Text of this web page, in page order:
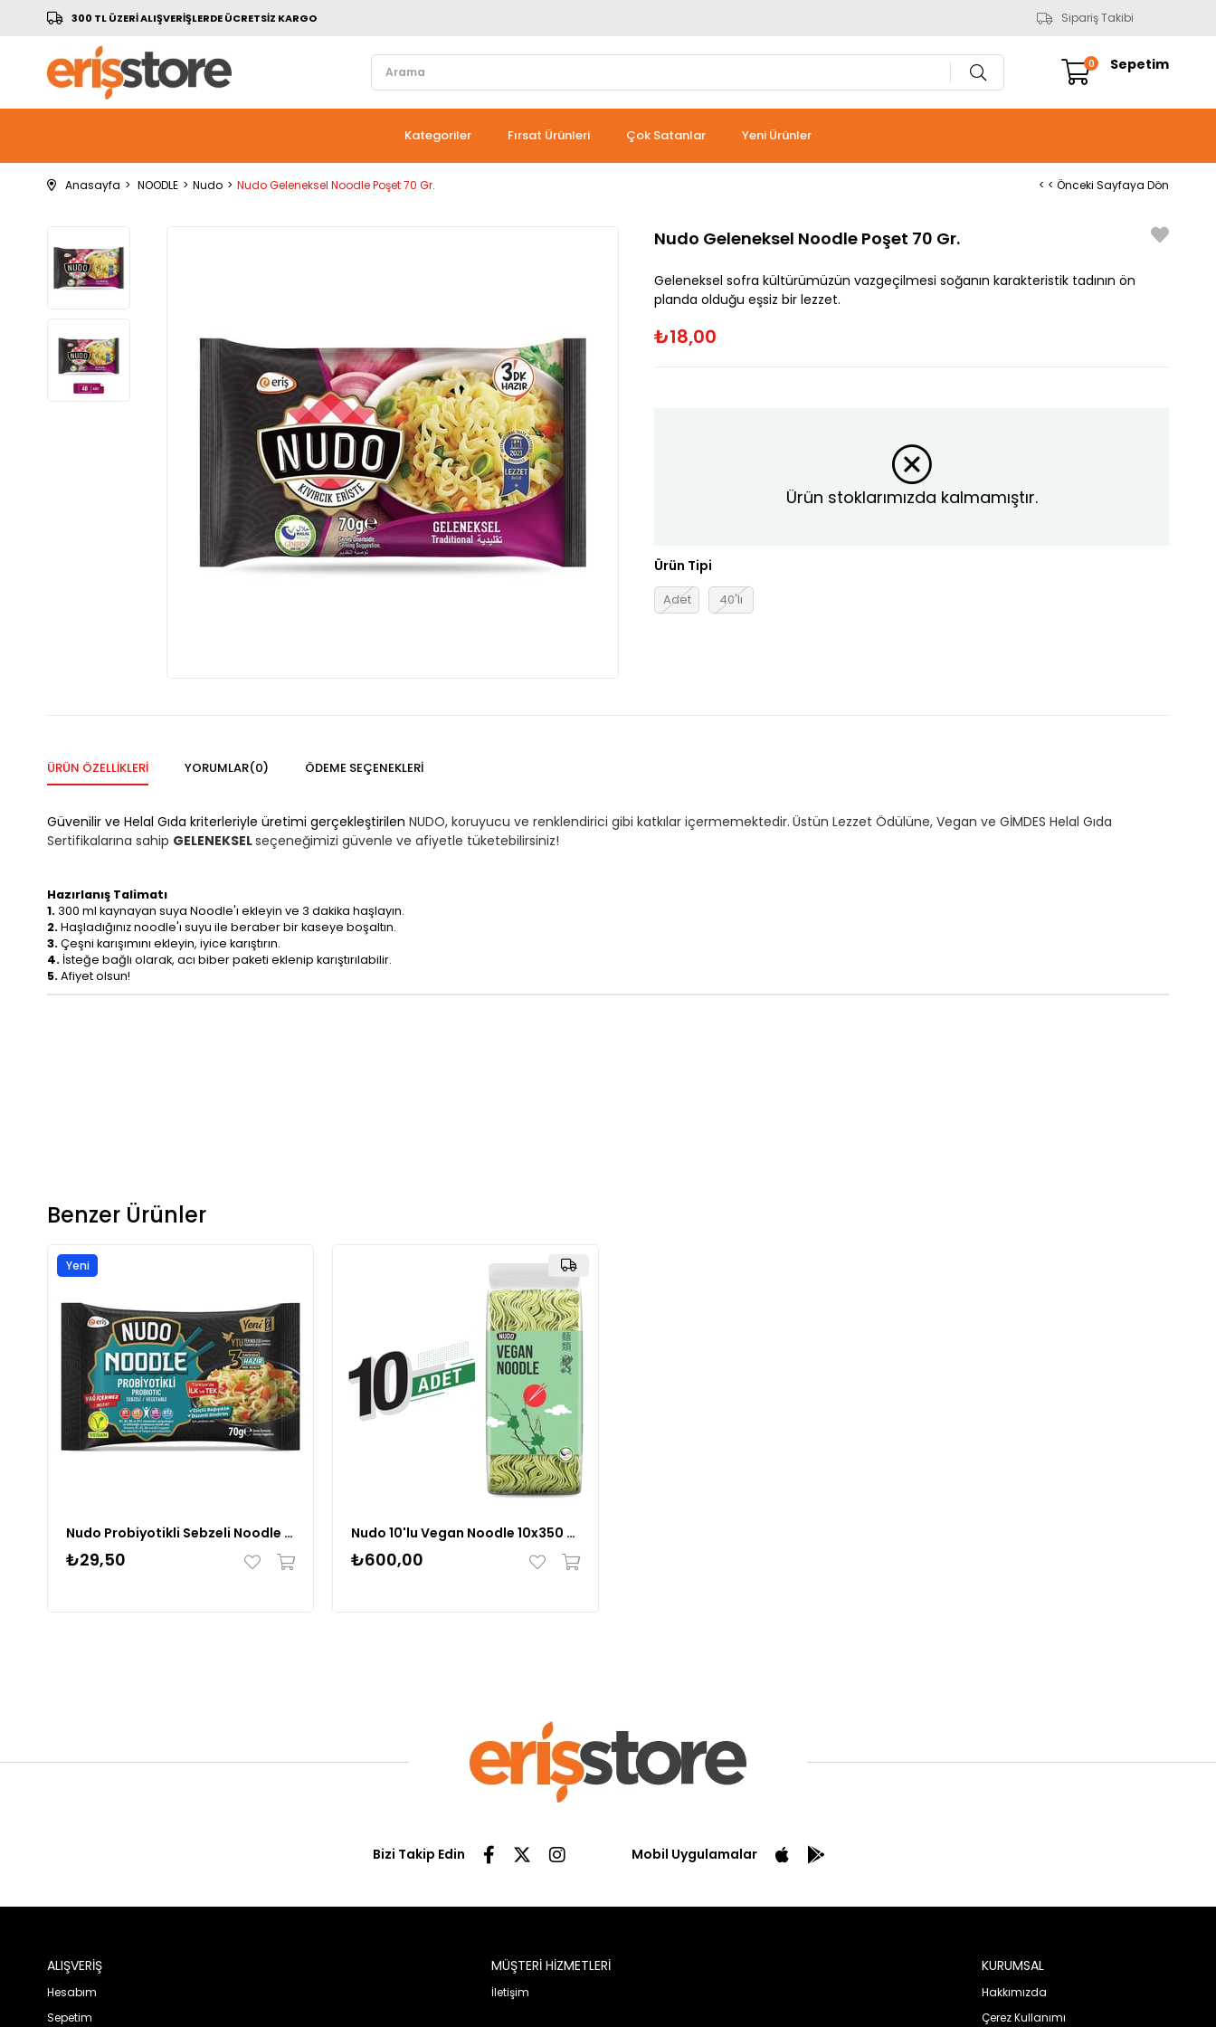
300 TL ÜZERİ ALIŞVERİŞLERDE ÜCRETSİZ KARGO Sipariş Takibi
Sepetim
0
Kategoriler Fırsat Ürünleri Çok Satanlar Yeni Ürünler
Anasayfa NOODLE Nudo Nudo Geleneksel Noodle Poşet 70 Gr. < < Önceki Sayfaya Dön
Nudo Geleneksel Noodle Poşet 70 Gr.
Geleneksel sofra kültürümüzün vazgeçilmesi soğanın karakteristik tadının ön
planda olduğu eşsiz bir lezzet.
₺18,00
Ürün stoklarımızda kalmamıştır.
Ürün Tipi
Adet 40'lı
ÜRÜN ÖZELLIKLERI YORUMLAR(0) ÖDEME SEÇENEKLERI
Güvenilir ve Helal Gıda kriterleriyle üretimi gerçekleştirilen NUDO, koruyucu ve renklendirici gibi katkılar içermemektedir. Üstün Lezzet Ödülüne, Vegan ve GİMDES Helal Gıda
Sertifikalarına sahip GELENEKSELseçeneğimizi güvenle ve afiyetle tüketebilirsiniz!
Hazırlanış Talimatı
1. 300 ml kaynayan suya Noodle'ı ekleyin ve 3 dakika haşlayın.
2.Haşladığınız noodle'ı suyu ile beraber bir kaseye boşaltın.
3.Çeşni karışımını ekleyin, iyice karıştırın.
4. İsteğe bağlı olarak, acı biber paketi eklenip karıştırılabilir.
5.Afiyet olsun!
Benzer Ürünler
Nudo Probiyotikli Sebzeli Noodle Poşet 70 Gr.
₺29,50
Yeni
Nudo 10'lu Vegan Noodle 10x350 Gr
₺600,00
Bizi Takip Edin Mobil Uygulamalar
ALIŞVERİŞ
Hesabım
Sepetim
MÜŞTERİ HİZMETLERİ
İletişim
KURUMSAL
Hakkımızda
Çerez Kullanımı